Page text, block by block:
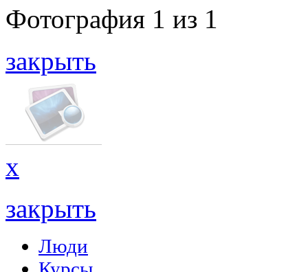
Фотография 1 из 1
закрыть
x
закрыть